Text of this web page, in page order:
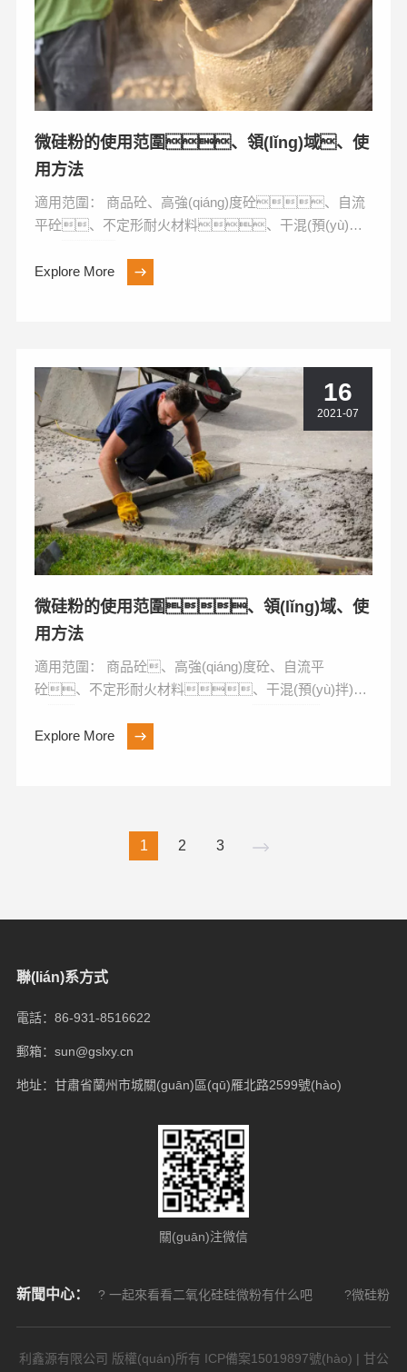
微硅粉的使用范圍、領(lǐng)域、使
用方法
適用范圍： 商品砼、高強(qiáng)度砼、自流
平砼、不定形耐火材料、干混(預(yù)拌)
(yè)地...
Explore More
16
2021-07
微硅粉的使用范圍、領(lǐng)域、使
用方法
適用范圍： 商品砼、高強(qiáng)度砼、自流平
砼、不定形耐火材料、干混(預(yù)拌)砂
工業(yè)地...
Explore More
1 2 3
聯(lián)系方式
電話：86-931-8516622
郵箱：sun@gslxy.cn
地址：甘肅省蘭州市城關(guān)區(qū)雁北路2599號(hào)
關(guān)注微信
新聞中心： ? 一起來看看二氧化硅硅微粉有什么吧 ?微硅粉的
利鑫源有限公司 版權(quán)所有 ICP備案15019897號(hào) | 甘公